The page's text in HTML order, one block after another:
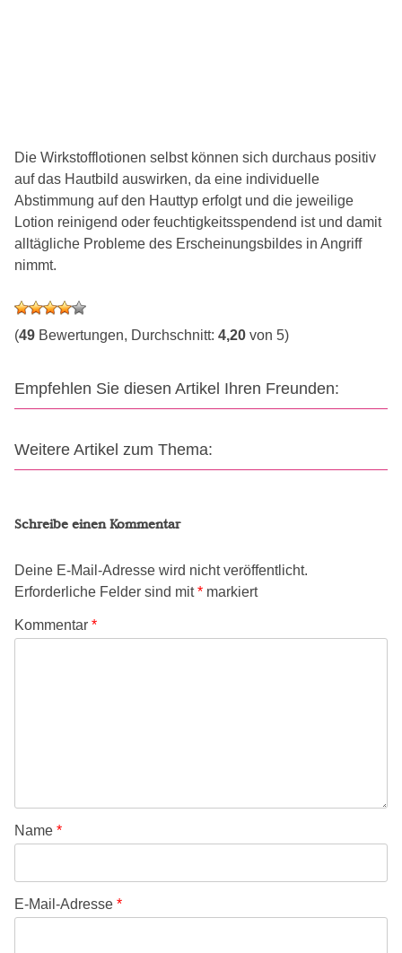
Die Wirkstofflotionen selbst können sich durchaus positiv
auf das Hautbild auswirken, da eine individuelle
Abstimmung auf den Hauttyp erfolgt und die jeweilige
Lotion reinigend oder feuchtigkeitsspendend ist und damit
alltägliche Probleme des Erscheinungsbildes in Angriff
nimmt.
(49 Bewertungen, Durchschnitt: 4,20 von 5)
Empfehlen Sie diesen Artikel Ihren Freunden:
Weitere Artikel zum Thema:
Schreibe einen Kommentar
Deine E-Mail-Adresse wird nicht veröffentlicht.
Erforderliche Felder sind mit* markiert
Kommentar *
Name *
E-Mail-Adresse *